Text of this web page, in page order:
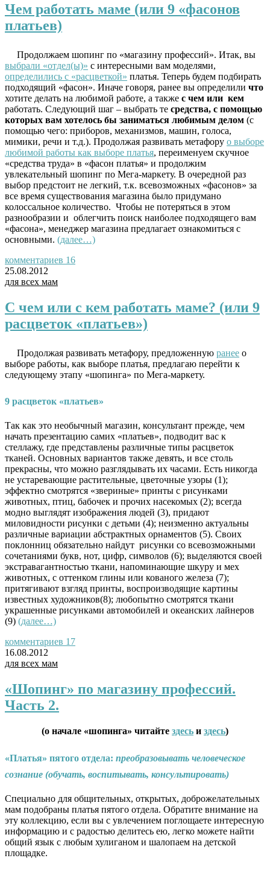
Чем работать маме (или 9 «фасонов
платьев)
Продолжаем шопинг по «магазину профессий». Итак, вы
выбрали «отдел(ы)» с интересными вам моделями,
определились с «расцветкой» платья. Теперь будем подбирать
подходящий «фасон». Иначе говоря, ранее вы определили что
хотите делать на любимой работе, а также с чем или кем
работать. Следующий шаг – выбрать те средства, с помощью
которых вам хотелось бы заниматься любимым делом (с
помощью чего: приборов, механизмов, машин, голоса,
мимики, речи и т.д.). Продолжая развивать метафору о выборе
любимой работы как выборе платья, переименуем скучное
«средства труда» в «фасон платья» и продолжим
увлекательный шопинг по Мега-маркету. В очередной раз
выбор предстоит не легкий, т.к. всевозможных «фасонов» за
все время существования магазина было придумано
колоссальное количество. Чтобы не потеряться в этом
разнообразии и облегчить поиск наиболее подходящего вам
«фасона», менеджер магазина предлагает ознакомиться с
основными. (далее…)
комментариев 16
25.08.2012
для всех мам
С чем или с кем работать маме? (или 9
расцветок «платьев»)
Продолжая развивать метафору, предложенную ранее о
выборе работы, как выборе платья, предлагаю перейти к
следующему этапу «шопинга» по Мега-маркету.
9 расцветок «платьев»
Так как это необычный магазин, консультант прежде, чем
начать презентацию самих «платьев», подводит вас к
стеллажу, где представлены различные типы расцветок
тканей. Основных вариантов также девять, и все столь
прекрасны, что можно разглядывать их часами. Есть никогда
не устаревающие растительные, цветочные узоры (1);
эффектно смотрятся «звериные» принты с рисунками
животных, птиц, бабочек и прочих насекомых (2); всегда
модно выглядят изображения людей (3), придают
миловидности рисунки с детьми (4); неизменно актуальны
различные вариации абстрактных орнаментов (5). Своих
поклонниц обязательно найдут рисунки со всевозможными
сочетаниями букв, нот, цифр, символов (6); выделяются своей
экстравагантностью ткани, напоминающие шкуру и мех
животных, с оттенком глины или кованого железа (7);
притягивают взгляд принты, воспроизводящие картины
известных художников(8); любопытно смотрятся ткани
украшенные рисунками автомобилей и океанских лайнеров
(9) (далее…)
комментариев 17
16.08.2012
для всех мам
«Шопинг» по магазину профессий.
Часть 2.
(о начале «шопинга» читайте здесь и здесь)
«Платья» пятого отдела: преобразовывать человеческое
сознание (обучать, воспитывать, консультировать)
Специально для общительных, открытых, доброжелательных
мам подобраны платья пятого отдела. Обратите внимание на
эту коллекцию, если вы с увлечением поглощаете интересную
информацию и с радостью делитесь ею, легко можете найти
общий язык с любым хулиганом и шалопаем на детской
площадке.